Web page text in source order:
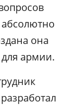
она
армии.